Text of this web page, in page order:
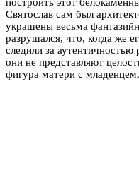
Святослав сам был
украшены весьма
разрушался, что, когда же
следили за
они не представляют
фигура матери с